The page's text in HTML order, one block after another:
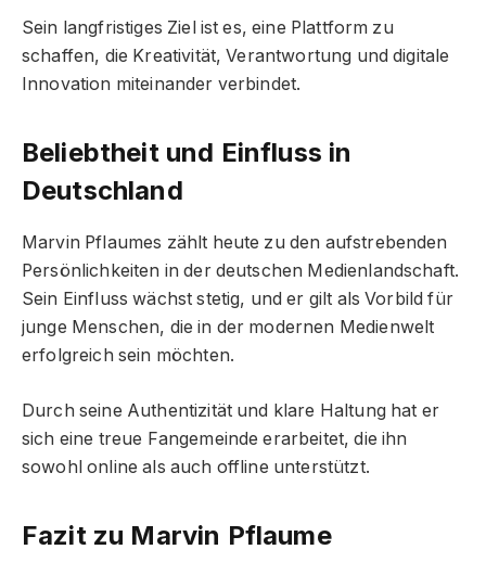
Sein langfristiges Ziel ist es, eine Plattform zu
schaffen, die Kreativität, Verantwortung und digitale
Innovation miteinander verbindet.
Beliebtheit und Einfluss in
Deutschland
Marvin Pflaumes zählt heute zu den aufstrebenden
Persönlichkeiten in der deutschen Medienlandschaft.
Sein Einfluss wächst stetig, und er gilt als Vorbild für
junge Menschen, die in der modernen Medienwelt
erfolgreich sein möchten.
Durch seine Authentizität und klare Haltung hat er
sich eine treue Fangemeinde erarbeitet, die ihn
sowohl online als auch offline unterstützt.
Fazit zu Marvin Pflaume